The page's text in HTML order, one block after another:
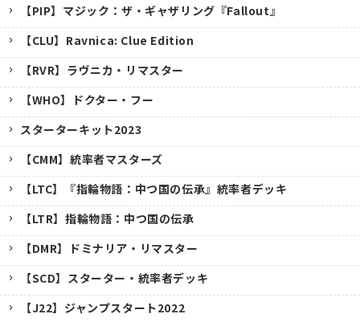
【PIP】マジック：ザ・ギャザリング『Fallout』
【CLU】Ravnica: Clue Edition
【RVR】ラヴニカ・リマスター
【WHO】ドクター・フー
スターターキット2023
【CMM】統率者マスターズ
【LTC】『指輪物語：中つ国の伝承』統率者デッキ
【LTR】指輪物語：中つ国の伝承
【DMR】ドミナリア・リマスター
【SCD】スターター・統率者デッキ
【J22】ジャンプスタート2022